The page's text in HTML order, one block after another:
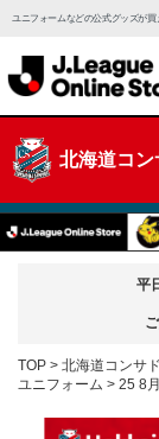
ユニフォームなどの公式グッズが買
北海道コ
平
TOP 北海道コンサ
ユニフォーム
25 8